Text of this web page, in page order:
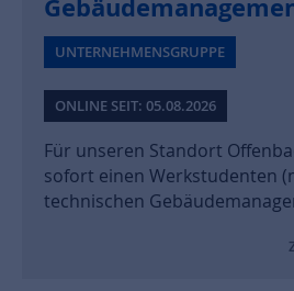
UNTERNEHMENSGRUPPE
ONLINE SEIT: 05.08.2026
Für unseren Standort
sofort einen Werkstudenten
technischen